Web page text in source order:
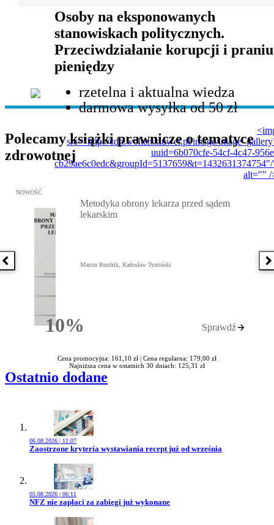
Osoby na eksponowanych
stanowiskach politycznych.
Przeciwdziałanie korupcji i praniu
pieniędzy
rzetelna i aktualna wiedza
darmowa wysyłka od 50 zł
src="http://cdn.wolterskluwer.pl/image/
uuid=6b070cfe-54cf-4c47-
alt="" /
Polecamy książki prawnicze o tematyce
zdrowotnej
Poprzednia książka
Przejdź do: Metodyka obrony lekarza przed sądem lekarskim,
NOWOŚĆ
10%Rabatu
Metodyka obrony lekarza przed sądem
lekarskim
Marcin Burdzik, Radosław Tymiński
Sprawdź
Cena promocyjna: 161,10 zł | Cena regularna: 179,00 zł
Najniższa cena w ostatnich 30 dniach: 125,31 zł
Ostatnio dodane
06.08.2026 | 11:07
Przejdź do artykułu:
Zaostrzone kryteria wystawiania recept już od września
05.08.2026 | 06:11
Przejdź do artykułu:
NFZ nie zapłaci za zabiegi już wykonane